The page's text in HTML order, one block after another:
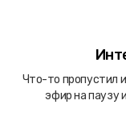
Что-то пропустил
эфир на паузу